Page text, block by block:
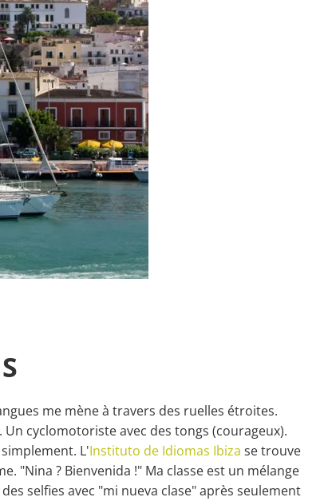
me mène à travers des ruelles étroites.
cyclomotoriste avec des tongs (courageux).
L'Instituto de Idiomas Ibiza se trouve
"Nina ? Bienvenida !" Ma classe est un mélange
selfies avec "mi nueva clase" après seulement